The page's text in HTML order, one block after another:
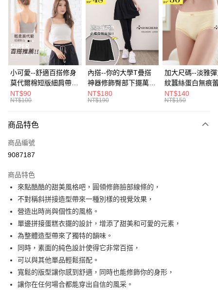
LINE Pay
Apple Pay
街口支付
悠遊付
Google Pay
全盈+PAY
大哥付你分期
【大哥付你分期使用說明】
1.本服務由台灣大哥大提供，台灣大哥大用戶可立即使用無須另外申請。
流程，驗證手機門號後，選擇欲分期的期數、繳款截止日，確認付款後即完
成交易。
3.實際核准額度、可分期數及費用金額請依後續交易確認頁面所載為準。
4.訂單成立30分鐘內，如未前往確認交易或遇審核未通過，訂單將自動取
法說明評估內容。
【繳款方式說明】
1.分期款項不併入電信帳單，「大哥付你分期」於每月結算日後寄送繳費提
醒簡訊。
2.透過簡訊連結打開帳單後，可選擇「超商條碼／台灣大直營門市／銀行轉
帳／街口支付／iPASS MONEY」等通路繳費。
【注意事項】
1.本服務係由「台灣大哥大股份有限公司」（以下簡稱本公司）所提供，讓
AFTEE先享後付
【關於「AFTEE先享後付」】
AFTEE先享後付是「在收到商品之後才付款」的支付方式。 讓您購物簡單
便利好安心！
１．簡單：不需註冊會員、不需綁卡、不需儲值。
２．便利：只要手機號碼，簡訊認證，即可結帳。
３．安心：先確認商品／服務後，再付款。
【「AFTEE先享後付」結帳流程】
１．於結帳方式選擇「AFTEE先享後付」後，將跳轉至「AFTEE先享後付」
２．訂單成立數日內，您將收到繳費通知簡訊。
３．收到繳費通知簡訊後14天內，點擊此簡訊中的連結，可透過四大超商／
ATM／網路銀行／等多元方式進行付款，方視為交易完成。
※ 請注意：結帳手續完成當下不需立刻繳費，但若您需要取消訂單，請聯絡
ATM付款
全家取貨付款
每筆NT$70，滿NT$699(含以上)免運費
付款後全家取貨
7-11取貨付款
小可愛--舒適百搭修身
莫代爾棉短版細肩帶素
色背心(白.黑.灰L-2L)-
U582眼圈熊中大尺碼
NT$90
NT$100
內搭--你的大學T疊搭
神器修飾臀部下擺萬用
內搭裙/遮臀裙(黑2L-
6L)-Q155眼圈熊中大
NT$180
NT$190
加大尺碼--淡雅
紋蠶絲蛋白無痕
角內褲(白.粉.藍.
3L)-L28眼圈熊中
NT$140
NT$150
商品特色
商品編號
9087187
商品特色
來點酷酷的甜美風格吧，圓領修飾臉部線條的，
不對稱斜拼接造型帶來一種別樣的視覺效果，
營造出時尚與個性的風格。
單邊拼接蛋糕衣擺的設計，增添了甜美和可愛的元素，
為整體造型帶來了獨特的韻味。
同時，素面的純色設計使得它非常百搭，
可以與其他單品輕鬆搭配。
寬鬆的版型讓你感到舒適，同時也能修飾你的身形，
讓你在任何場合都能穿出自信的風采。